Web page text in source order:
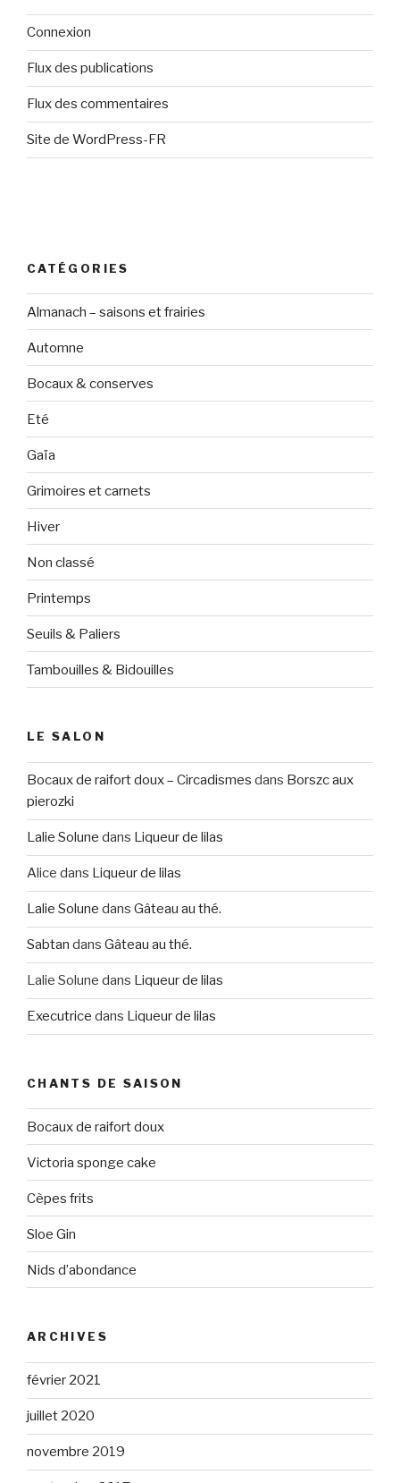
Connexion
Flux des publications
Flux des commentaires
Site de WordPress-FR
CATÉGORIES
Almanach – saisons et frairies
Automne
Bocaux & conserves
Eté
Gaïa
Grimoires et carnets
Hiver
Non classé
Printemps
Seuils & Paliers
Tambouilles & Bidouilles
LE SALON
Bocaux de raifort doux – Circadismes dans Borszc aux
pierozki
Lalie Solune dans Liqueur de lilas
Alice dans Liqueur de lilas
Lalie Solune dans Gâteau au thé.
Sabtan dans Gâteau au thé.
Lalie Solune dans Liqueur de lilas
Executrice dans Liqueur de lilas
CHANTS DE SAISON
Bocaux de raifort doux
Victoria sponge cake
Cèpes frits
Sloe Gin
Nids d’abondance
ARCHIVES
février 2021
juillet 2020
novembre 2019